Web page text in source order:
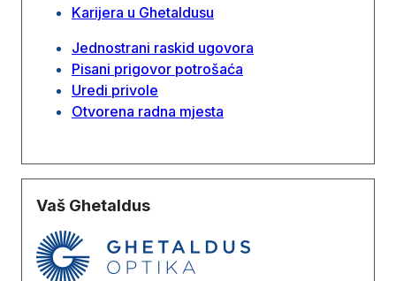
Karijera u Ghetaldusu
Jednostrani raskid ugovora
Pisani prigovor potrošaća
Uredi privole
Otvorena radna mjesta
Vaš Ghetaldus